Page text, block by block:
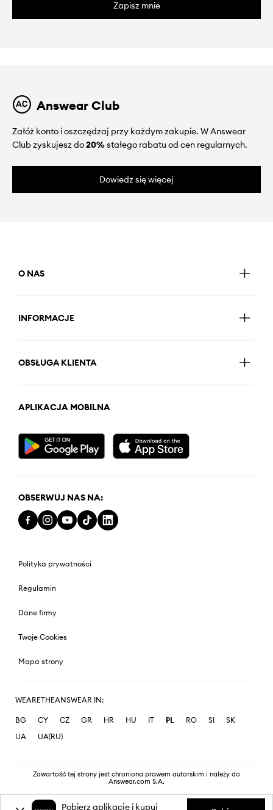
Zapisz mnie
Answear Club
Załóż konto i oszczędzaj przy każdym zakupie. W Answear
Club zyskujesz do20%stałego rabatu od cen regularnych.
Dowiedz się więcej
O NAS
INFORMACJE
OBSŁUGA KLIENTA
APLIKACJA MOBILNA
OBSERWUJ NAS NA:
Polityka prywatności
Regulamin
Dane firmy
Twoje Cookies
Mapa strony
WEARETHEANSWEAR IN:
BG CY CZ GR HR HU IT PL RO SI
SK
UA
UA(RU)
Zawartość tej strony jest chroniona prawem autorskim i należy do
Answear.com S.A.
Pobierz aplikację i kupuj